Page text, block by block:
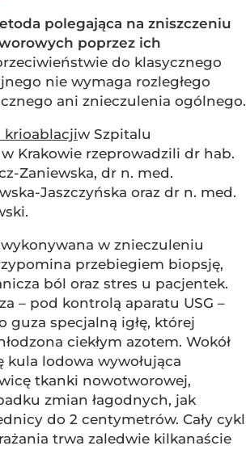
polegająca na zniszczeniu
poprzez ich
do klasycznego
nie wymaga rozległego
ani znieczulenia ogólnego.
krioablacjiw Szpitalu
Krakowie rzeprowadzili dr hab.
Zaniewska, dr n. med.
Jaszczyńska oraz dr n. med.
w znieczuleniu
przebiegiem biopsję,
ból oraz stres u pacjentek.
– pod kontrolą aparatu USG –
guza specjalną igłę, której
ciekłym azotem. Wokół
kula lodowa wywołująca
tkanki nowotworowej,
zmian łagodnych, jak
do 2 centymetrów. Cały cykl
trwa zaledwie kilkanaście